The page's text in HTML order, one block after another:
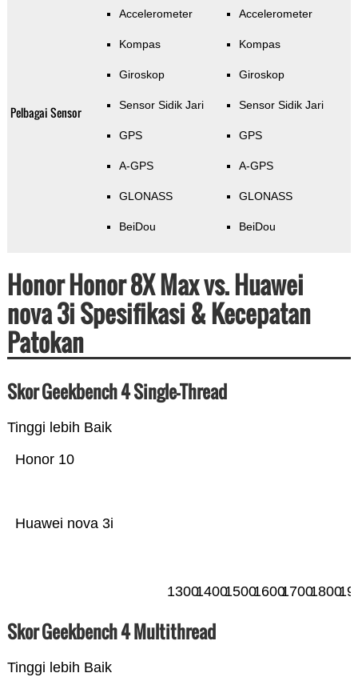
Pelbagai Sensor
Accelerometer
Kompas
Giroskop
Sensor Sidik Jari
GPS
A-GPS
GLONASS
BeiDou
Accelerometer
Kompas
Giroskop
Sensor Sidik Jari
GPS
A-GPS
GLONASS
BeiDou
Honor Honor 8X Max vs. Huawei
nova 3i Spesifikasi & Kecepatan
Patokan
Skor Geekbench 4 Single-Thread
Tinggi lebih Baik
Huawei nova 3i
Honor 10
130014001500160017001800
Skor Geekbench 4 Multithread
Tinggi lebih Baik